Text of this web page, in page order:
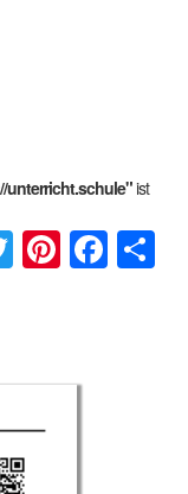
unterricht.schule"ist
Twitter